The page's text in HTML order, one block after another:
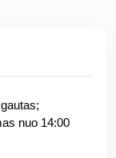
nuo 14:00